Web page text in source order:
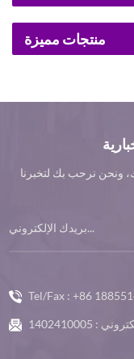
منتجات مميزة
ونحن نرحب بك لتخبرنا
Tel/Fax : +86
: